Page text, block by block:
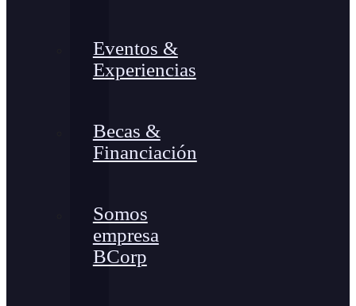
Eventos &
Experiencias
Becas &
Financiación
Somos
empresa
BCorp